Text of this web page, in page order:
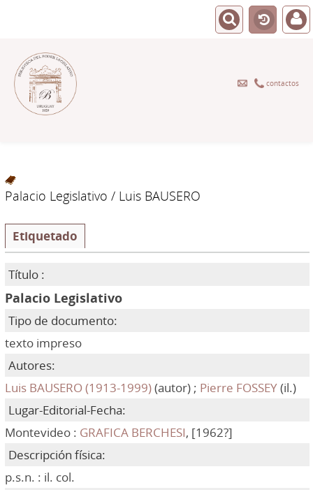
contactos
Palacio Legislativo / Luis BAUSERO
Etiquetado
Título :
Palacio Legislativo
Tipo de documento:
texto impreso
Autores:
Luis BAUSERO (1913-1999)(autor) ; Pierre FOSSEY(il.)
Lugar-Editorial-Fecha:
Montevideo : GRAFICA BERCHESI, [1962?]
Descripción física:
p.s.n. : il. col.